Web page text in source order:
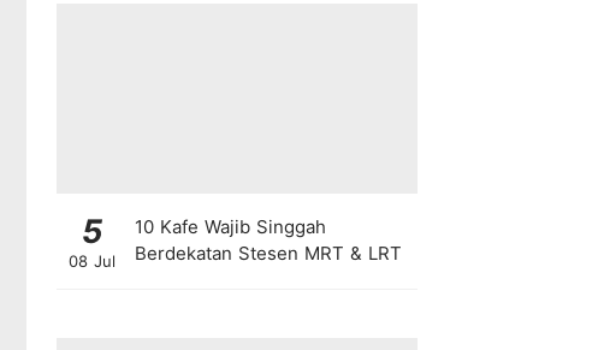
5
08 Jul
10 Kafe Wajib Singgah
Berdekatan Stesen MRT & LRT